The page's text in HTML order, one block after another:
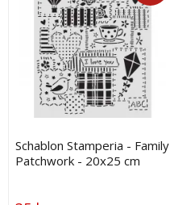
Schablon Stamperia - Family
Patchwork - 20x25 cm